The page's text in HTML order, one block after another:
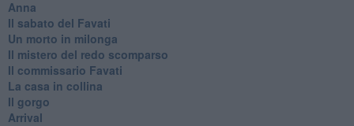
Anna
Il sabato del Favati
Un morto in milonga
Il mistero del redo scomparso
Il commissario Favati
La casa in collina
Il gorgo
Arrival